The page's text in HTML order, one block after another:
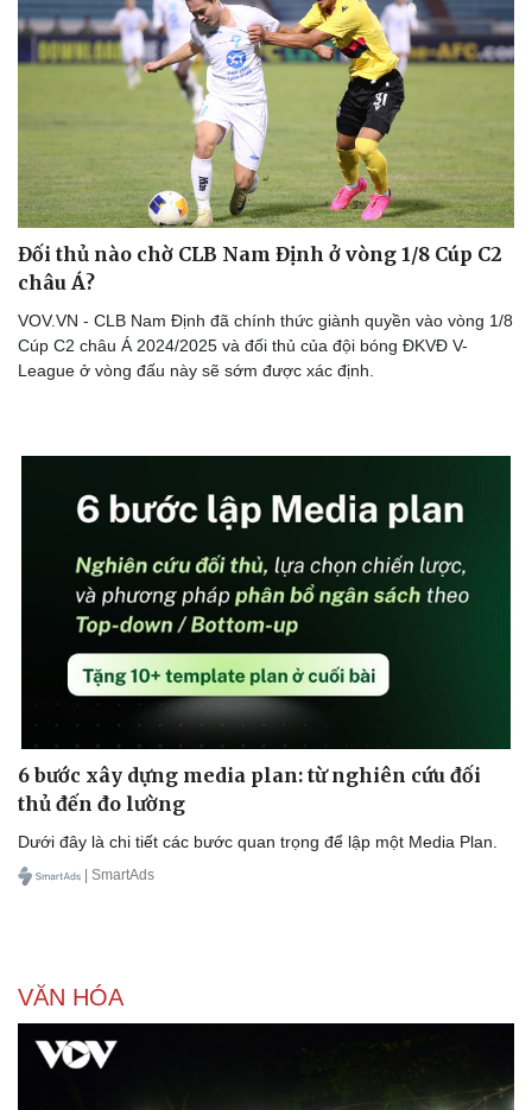
Thế giới thể thao
eSports
Hậu trường
Tư vấn
Đối thủ nào chờ CLB Nam Định ở vòng 1/8 Cúp C2
châu Á?
VOV.VN - CLB Nam Định đã chính thức giành quyền vào vòng 1/8
Cúp C2 châu Á 2024/2025 và đối thủ của đội bóng ĐKVĐ V-
League ở vòng đấu này sẽ sớm được xác định.
6 bước xây dựng media plan: từ nghiên cứu đối
thủ đến đo lường
Dưới đây là chi tiết các bước quan trọng để lập một Media Plan.
| SmartAds
VĂN HÓA